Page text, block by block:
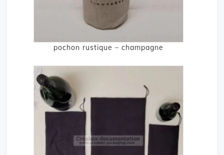
pochon rustique – champagne